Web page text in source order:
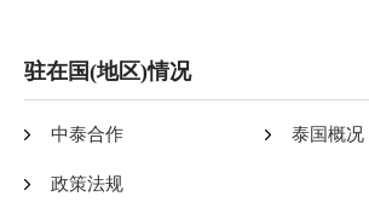
驻在国(地区)情况
中泰合作 泰国概况
政策法规